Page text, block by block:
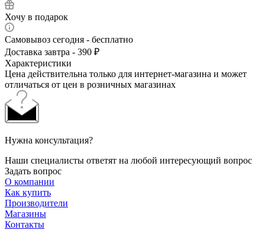
Хочу в подарок
Самовывоз сегодня - бесплатно
Доставка завтра - 390 ₽
Характеристики
Цена действительна только для интернет-магазина и может
отличаться от цен в розничных магазинах
Нужна консультация?
Наши специалисты ответят на любой интересующий вопрос
Задать вопрос
О компании
Как купить
Производители
Магазины
Контакты